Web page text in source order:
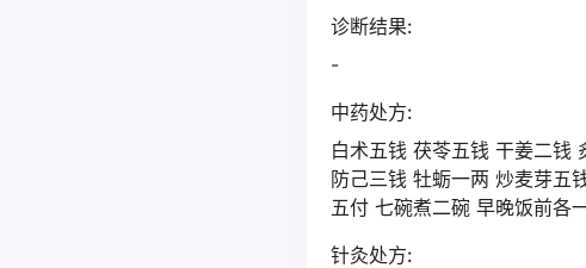
诊断结果:
-
中药处方:
白术五钱 茯苓五钱 干姜二钱
防己三钱 牡蛎一两 炒麦芽五
五付 七碗煮二碗 早晚饭前各
针灸处方: